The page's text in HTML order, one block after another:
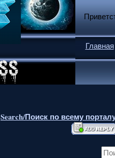
Главная
Search/Поиск по всему